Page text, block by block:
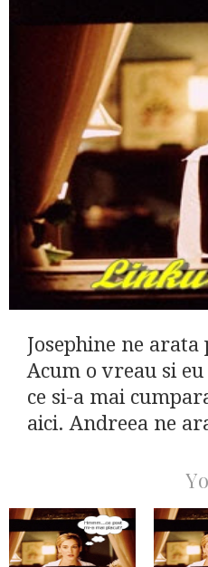
Josephine ne
Acum o vreau si
ce si-a mai
aici. Andreea ne